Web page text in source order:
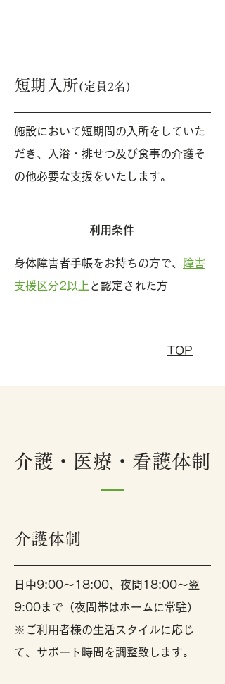
短期入所(定員2名)
施設において短期間の入所をしていた
だき、入浴・排せつ及び食事の介護そ
の他必要な支援をいたします。
利用条件
身体障害者手帳をお持ちの方で、
障害
支援区分2以上 と認定された方
TOP
介護・医療・看護体制
介護体制
日中9:00～18:00、夜間18:00～翌
9:00まで（夜間帯はホームに常駐）
※ご利用者様の生活スタイルに応じ
て、サポート時間を調整致します。